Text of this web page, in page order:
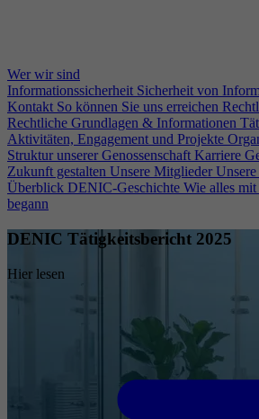
Wer wir sind
Informationssicherheit Sicherheit von
Kontakt So können Sie uns erreichen
Rechtliche Grundlagen & Informationen
Aktivitäten, Engagement und Projekte
Struktur unserer Genossenschaft Karriere
Zukunft gestalten Unsere Mitglieder
Überblick DENIC-Geschichte Wie alles
begann
DENIC Tätigkeitsbericht 2025
Hier lesen